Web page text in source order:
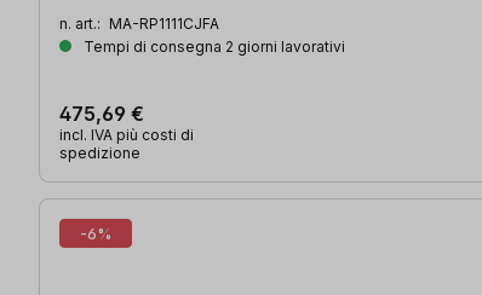
n. art.: MA-RP1111CJFA
Tempi di consegna 2 giorni lavorativi
475,69 €
incl. IVA più costi di
spedizione
-6%